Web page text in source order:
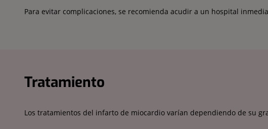
Para evitar complicaciones, se recomienda acudir a un hospital
Tratamiento
Los tratamientos del infarto de miocardio varían dependiendo de su